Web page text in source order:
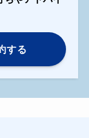
する